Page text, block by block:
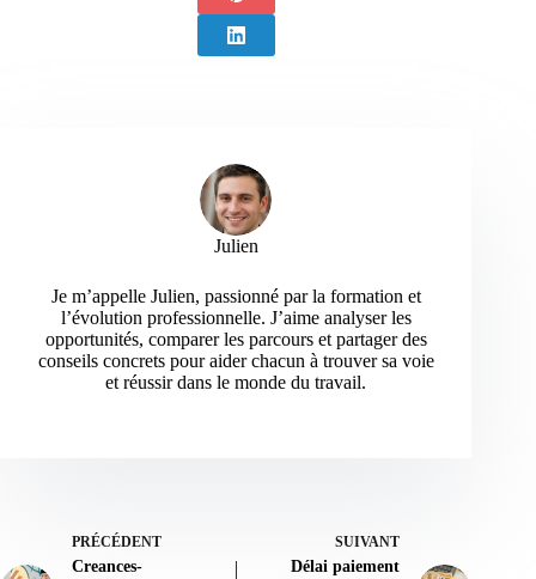
Julien
Je m’appelle Julien, passionné par la formation et
l’évolution professionnelle. J’aime analyser les
opportunités, comparer les parcours et partager des
conseils concrets pour aider chacun à trouver sa voie
et réussir dans le monde du travail.
PRÉCÉDENT
Creances-
SUIVANT
Délai paiement